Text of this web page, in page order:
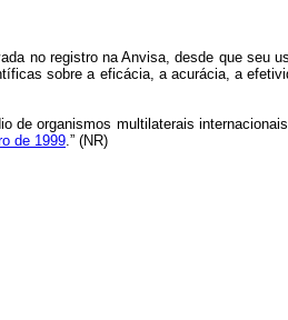
no registro na Anvisa, desde que seu
sobre a eficácia, a acurácia, a
de organismos multilaterais
de 1999.” (NR)